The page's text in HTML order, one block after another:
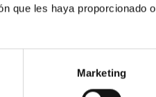
que les haya proporcionado o
Marketing